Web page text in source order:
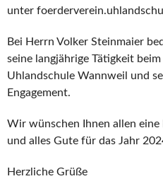
unter
Bei Herrn Volker Steinmaier
seine langjährige Tätigkeit
Uhlandschule Wannweil und
Engagement.
Wir wünschen Ihnen allen
und alles Gute für das Jahr
Herzliche Grüße